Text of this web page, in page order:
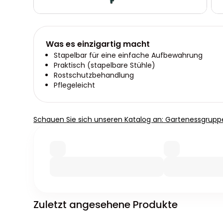
Was es einzigartig macht
Stapelbar für eine einfache Aufbewahrung
Praktisch (stapelbare Stühle)
Rostschutzbehandlung
Pflegeleicht
Schauen Sie sich unseren Katalog an:
Zuletzt angesehene Produkte